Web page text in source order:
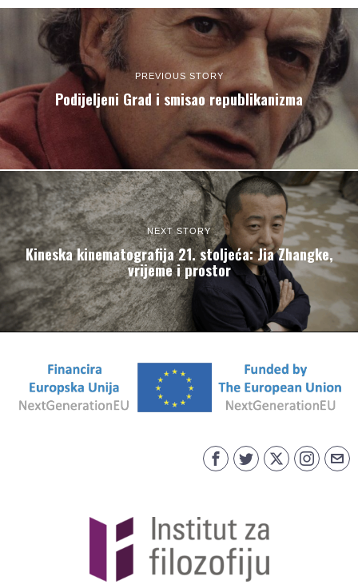
PREVIOUS STORY
Podijeljeni Grad i smisao republikanizma
NEXT STORY
Kineska kinematografija 21. stoljeća: Jia Zhangke,
vrijeme i prostor